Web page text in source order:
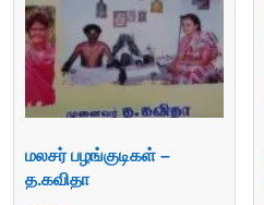
மலசர் பழங்குடிகள் –
த.கவிதா